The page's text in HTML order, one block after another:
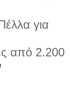
για
από 2.200